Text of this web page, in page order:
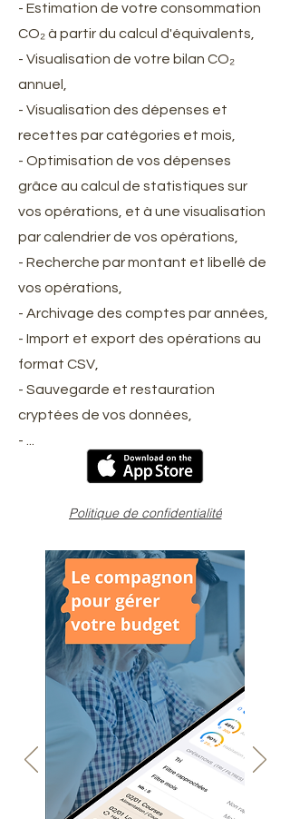
- Estimation de votre consommation
CO₂ à partir du calcul d'équivalents,
- Visualisation de votre bilan CO₂
annuel,
- Visualisation des dépenses et
recettes par catégories et mois,
- Optimisation de vos dépenses
grâce au calcul de statistiques sur
vos opérations, et à une visualisation
par calendrier de vos opérations,
- Recherche par montant et libellé de
vos opérations,
- Archivage des comptes par années,
- Import et export des opérations au
format CSV,
- Sauvegarde et restauration
cryptées de vos données,
- ...
Politique de confidentialité